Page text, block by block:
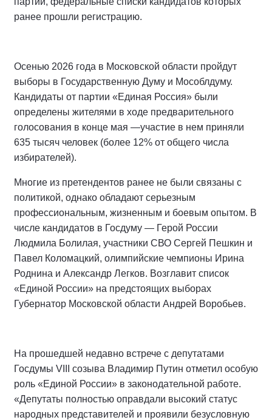
ранее прошли регистрацию.
Осенью 2026 года в Московской области пройдут
выборы в Государственную Думу и Мособлдуму.
Кандидаты от партии «Единая Россия» были
определены жителями в ходе предварительного
голосования в конце мая —участие в нем приняли
635 тысяч человек (более 12% от общего числа
избирателей).
Многие из претендентов ранее не были связаны с
политикой, однако обладают серьезным
профессиональным, жизненным и боевым опытом. В
числе кандидатов в Госдуму — Герой России
Людмила Болилая, участники СВО Сергей Пешкин и
Павел Коломацкий, олимпийские чемпионы Ирина
Роднина и Александр Легков. Возглавит список
«Единой России» на предстоящих выборах
Губернатор Московской области Андрей Воробьев.
На прошедшей недавно встрече с депутатами
Госдумы VIII созыва Владимир Путин отметил особую
роль «Единой России» в законодательной работе.
«Депутаты полностью оправдали высокий статус
народных представителей и проявили безусловную